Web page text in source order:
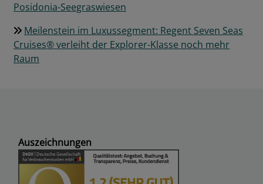
Posidonia-Seegraswiesen
Meilenstein im Luxussegment: Regent Seven Seas
Cruises® verleiht der Explorer-Klasse noch mehr
Raum
Auszeichnungen